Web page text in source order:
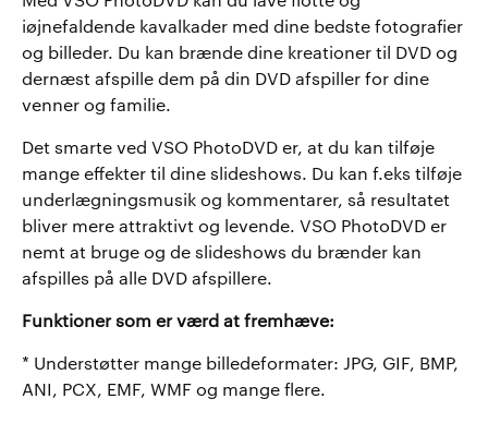
iøjnefaldende kavalkader med dine bedste fotografier
og billeder. Du kan brænde dine kreationer til DVD og
dernæst afspille dem på din DVD afspiller for dine
venner og familie.
Det smarte ved VSO PhotoDVD er, at du kan tilføje
mange effekter til dine slideshows. Du kan f.eks tilføje
underlægningsmusik og kommentarer, så resultatet
bliver mere attraktivt og levende. VSO PhotoDVD er
nemt at bruge og de slideshows du brænder kan
afspilles på alle DVD afspillere.
Funktioner som er værd at fremhæve:
* Understøtter mange billedeformater: JPG, GIF, BMP,
ANI, PCX, EMF, WMF og mange flere.